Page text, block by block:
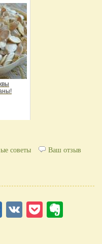
советы Ваш отзыв
Mail.Ru
VK Pocket